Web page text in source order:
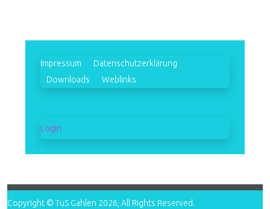
Impressum
Datenschutzerklärung
Downloads
Weblinks
Login
Copyright © TuS Gahlen 2026, All Rights Reserved.